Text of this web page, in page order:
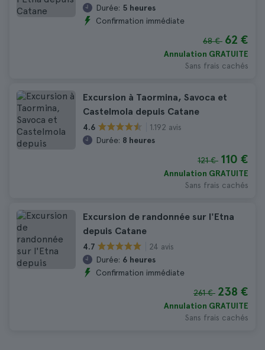
Durée: 5 heures
Confirmation immédiate
68 € 62 €
Annulation GRATUITE
Sans frais cachés
Excursion à Taormina, Savoca et
Castelmola depuis Catane
4.6
1.192 avis
Durée: 8 heures
121 € 110 €
Annulation GRATUITE
Sans frais cachés
Excursion de randonnée sur l'Etna
depuis Catane
4.7
24 avis
Durée: 6 heures
Confirmation immédiate
261 € 238 €
Annulation GRATUITE
Sans frais cachés